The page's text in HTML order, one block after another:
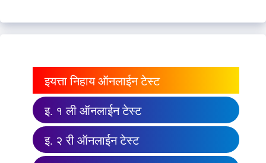
इयत्ता निहाय ऑनलाईन टेस्ट
इ. १ ली ऑनलाईन टेस्ट
इ. २ री ऑनलाईन टेस्ट